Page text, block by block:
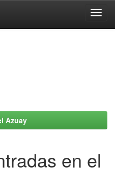
Azuay
en el